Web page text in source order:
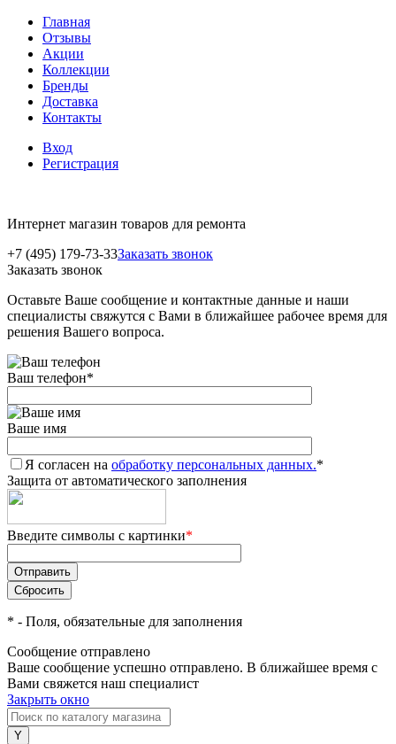
Главная
Отзывы
Акции
Коллекции
Бренды
Доставка
Контакты
Вход
Регистрация
Интернет магазин товаров для ремонта
+7 (495) 179-73-33Заказать звонок
Заказать звонок
Оставьте Ваше сообщение и контактные данные и наши
специалисты свяжутся с Вами в ближайшее рабочее время для
решения Вашего вопроса.
Ваш телефон*
Ваше имя
Я согласен на обработку персональных данных.*
Защита от автоматического заполнения
Введите символы с картинки*
* - Поля, обязательные для заполнения
Сообщение отправлено
Ваше сообщение успешно отправлено. В ближайшее время с
Вами свяжется наш специалист
Закрыть окно